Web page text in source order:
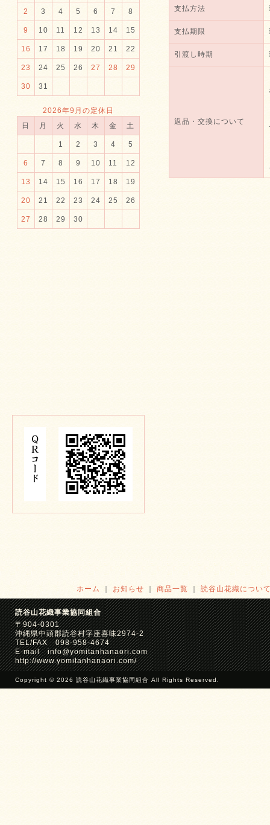
支払方法
支払期限
引渡し時期
返品・交換について
2 3 4 5 6 7 8
9 10 11 12 13 14 15
16 17 18 19 20 21 22
23 24 25 26 27 28 29
30 31
2026年9月の定休日
日
月 火 水 木 金 土
1 2 3 4 5
6 7 8 9 10 11 12
13 14 15 16 17 18 19
20 21 22 23 24 25 26
27 28 29 30
ホーム お知らせ 商品一覧 読谷山花織につい
読谷山花織事業協同組合
〒904-0301
沖縄県中頭郡読谷村字座喜味2974-2
TEL/FAX 098-958-4674
E-mail info@yomitanhanaori.com
http://www.yomitanhanaori.com/
Copyright © 2026 読谷山花織事業協同組合 All Rights Reserved.